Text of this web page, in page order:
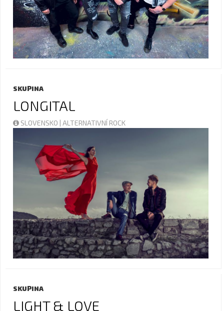
SKUPINA
LONGITAL
SLOVENSKO | ALTERNATIVNÍ ROCK
SKUPINA
LIGHT & LOVE